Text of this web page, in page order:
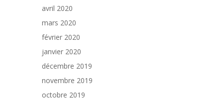
avril 2020
mars 2020
février 2020
janvier 2020
décembre 2019
novembre 2019
octobre 2019